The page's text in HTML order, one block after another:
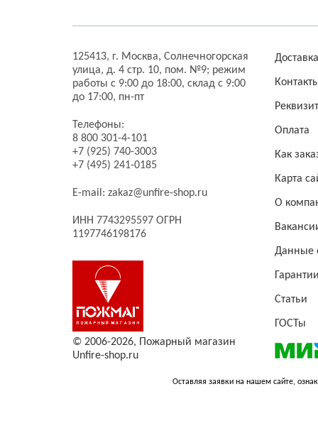
125413, г. Москва, Солнечногорская
улица, д. 4 стр. 10, пом. №9; режим
работы с 9:00 до 18:00, склад с 9:00
до 17:00, пн-пт
Телефоны:
8 800 301-4-101
+7 (925) 740-3003
+7 (495) 241-0185
E-mail: zakaz@unfire-shop.ru
ИНН 7743295597 ОГРН
1197746198176
© 2006-2026, Пожарный магазин
Unfire-shop.ru
Доставка
Оплата
Как
Карта
О
Данные
Статьи
ГОСТы
Оставляя заявки на нашем сайте,